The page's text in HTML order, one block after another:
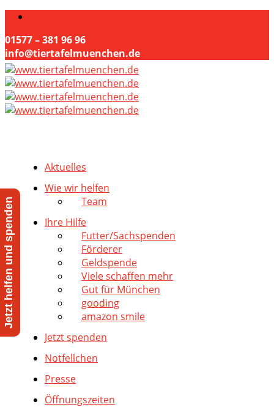
01577 – 381 96 96
info@tiertafelmuenchen.de
Aktuelles
Wie wir helfen
Team
Ihre Hilfe
Futter/Sachspenden
Förderer
Geldspende
Viele schaffen mehr
Gut für München
gooding
amazon smile
Jetzt spenden
Notfellchen
Presse
Öffnungszeiten
Jetzt helfen und spenden